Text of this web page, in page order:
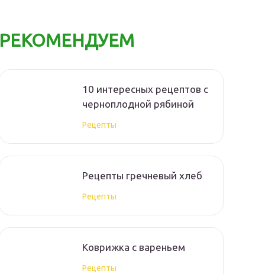
РЕКОМЕНДУЕМ
10 интересных рецептов с
черноплодной рябиной
Рецепты
Рецепты гречневый хлеб
Рецепты
Коврижка с вареньем
Рецепты